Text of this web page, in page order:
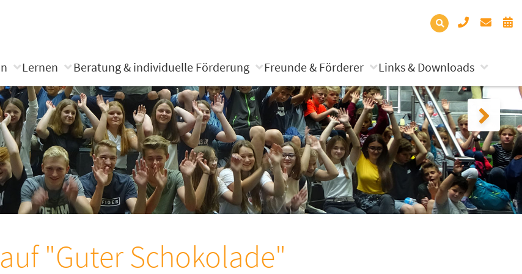
Lernen Beratung & individuelle Förderung Freunde & Förderer Links & Downloads
"Guter Schokolade"